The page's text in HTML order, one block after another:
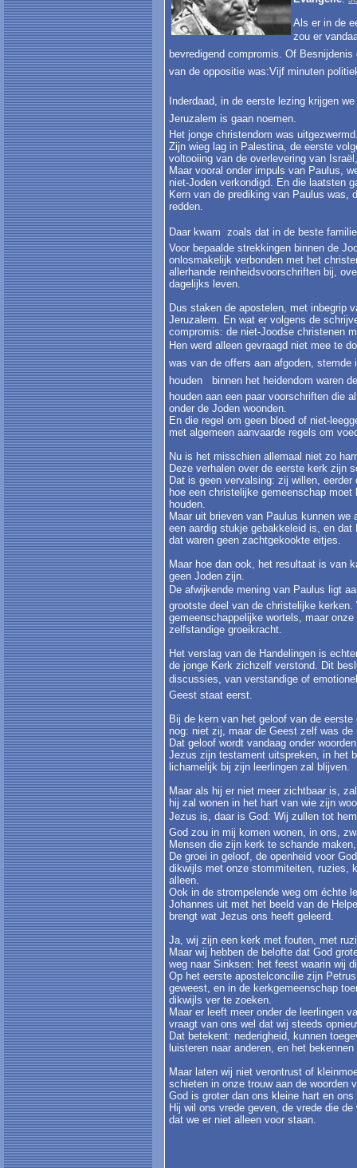
Als er in de
zou er
bevredigend compromis. Of
van de oppositie was:Vijf minuten
Inderdaad, in de eerste lezing krijgen
Jeruzalem is gaan noemen.
Het jonge christendom was
Zijn wieg lag in Palestina, de eerste
voltooiing van de overlevering van
Maar vooral onder impuls van Paulus,
niet-Joden verkondigd. En die laatsten
Kern van de prediking van Paulus was,
redden.
Daar kwam  zoals dat in de beste
Voor bepaalde strekkingen binnen de
onlosmakelijk verbonden met het
allerhande reinheidsvoorschriften bij,
dagelijks leven.
Dus staken de apostelen, met inbegrip
Jeruzalem. En wat er volgens de
compromis: de niet-Joodse christenen
Hen werd alleen gevraagd niet mee te
was van de offers aan afgoden,
houden  binnen het heidendom waren
houden aan een paar voorschriften die
onder de Joden woonden.
En die regel om geen bloed of niet-
met algemeen aanvaarde regels om
Nu is het misschien allemaal niet zo
Deze verhalen over de eerste kerk zijn
Dat is geen vervalsing: zij willen,
hoe een christelijke gemeenschap
houden.
Maar uit brieven van Paulus kunnen
een aardig stukje gebakkeleid is, en
dat waren geen zachtgekookte eitjes.
Maar hoe dan ook, het resultaat is van
geen Joden zijn.
De afwijkende mening van Paulus ligt
grootste deel van de christelijke
gemeenschappelijke wortels, maar
zelfstandige groeikracht.
Het verslag van de Handelingen is
de jonge Kerk zichzelf verstond. Dit
discussies, van verstandige of
Geest staat eerst.
Bij de kern van het geloof van de
nog: niet zij, maar de Geest zelf was
Dat geloof wordt vandaag onder
Jezus zijn testament uitspreken, in het
lichamelijk bij zijn leerlingen zal blijven.
Maar als hij er niet meer zichtbaar is,
hij zal wonen in het hart van wie zijn
Jezus is, daar is God: Wij zullen tot hem
God zou in mij komen wonen, in ons,
Mensen die zijn kerk te schande
De groei in geloof, de openheid voor
dikwijls met onze stommiteiten, ruzies,
alleen.
Ook in de strompelende weg om échte
Johannes uit met het beeld van de
brengt wat Jezus ons heeft geleerd.
Ja, wij zijn een kerk met fouten, met
Maar wij hebben de belofte dat God
weg naar Sinksen: het feest waarin wij
Op het eerste apostelconcilie zijn
geweest, en in de kerkgemeenschap
dikwijls ver te zoeken.
Maar er leeft meer onder de leerlingen
vraagt van ons wel dat wij steeds
Dat betekent: nederigheid, kunnen
luisteren naar anderen, en het
Maar laten wij niet verontrust of
schieten in onze trouw aan de woorden
God is groter dan ons kleine hart en
Hij wil ons vrede geven, de vrede die
dat we er niet alleen voor staan.